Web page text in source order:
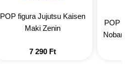
POP figura Jujutsu Kaisen
Maki Zenin
7 290 Ft
POP